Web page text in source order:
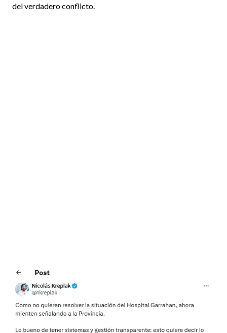
del verdadero conflicto.